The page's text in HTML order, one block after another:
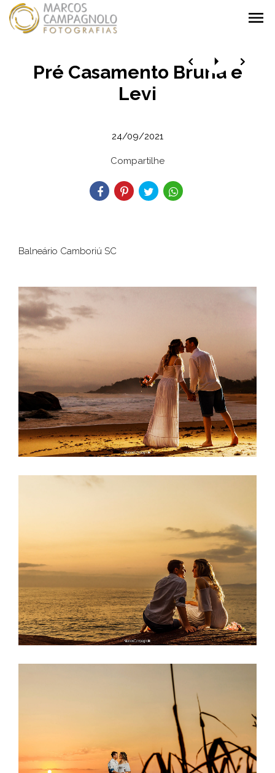
menu
Pré Casamento Bruna e
Levi
24/09/2021
Compartilhe
Balneário Camboriú SC